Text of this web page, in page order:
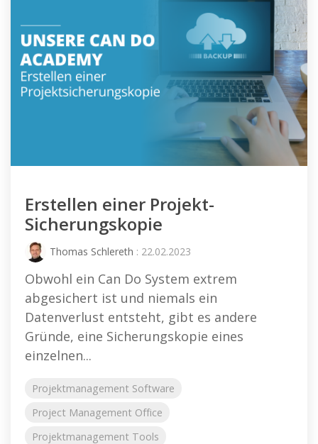
Erstellen einer Projekt-
Sicherungskopie
Thomas Schlereth : 22.02.2023
Obwohl ein Can Do System extrem
abgesichert ist und niemals ein
Datenverlust entsteht, gibt es andere
Gründe, eine Sicherungskopie eines
einzelnen...
Projektmanagement Software
Project Management Office
Projektmanagement Tools